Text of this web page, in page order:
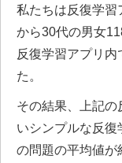
私たちは反復学習
から30代の男女
反復学習アプリ
た。
その結果、上記
いシンプルな反
の問題の平均値が